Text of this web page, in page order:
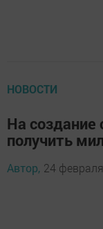
НОВОСТИ
На создание
получить
Автор, 24